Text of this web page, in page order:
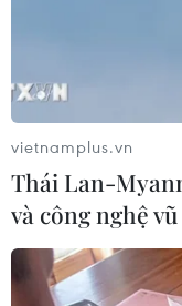
vietnamplus.vn
Thái Lan-
và công nghệ